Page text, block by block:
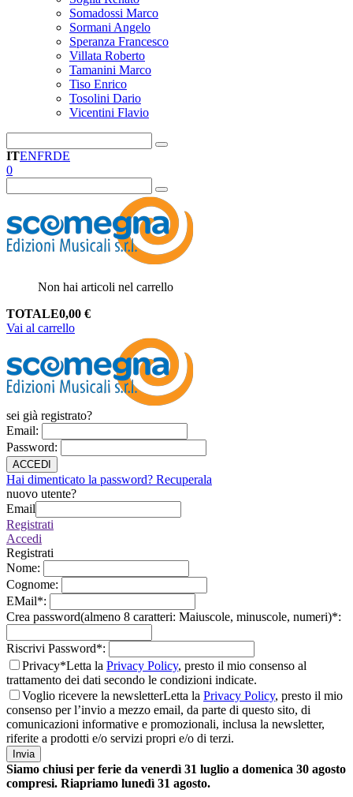
Somadossi Marco
Sormani Angelo
Speranza Francesco
Villata Roberto
Tamanini Marco
Tiso Enrico
Tosolini Dario
Vicentini Flavio
ITENFRDE
0
Non hai articoli nel carrello
TOTALE0,00 €
Vai al carrello
sei già registrato?
Email:
Password:
ACCEDI
Hai dimenticato la password? Recuperala
nuovo utente?
Email
Registrati
Accedi
Registrati
Nome:
Cognome:
EMail*:
Crea password(almeno 8 caratteri: Maiuscole, minuscole, numeri)*:
Riscrivi Password*:
Privacy*Letta la Privacy Policy, presto il mio consenso al
trattamento dei dati secondo le condizioni indicate.
Voglio ricevere la newsletterLetta la Privacy Policy, presto il mio
consenso per l’invio a mezzo email, da parte di questo sito, di
comunicazioni informative e promozionali, inclusa la newsletter,
riferite a prodotti e/o servizi propri e/o di terzi.
Invia
Siamo chiusi per ferie da venerdì 31 luglio a domenica 30 agosto
compresi. Riapriamo lunedì 31 agosto.